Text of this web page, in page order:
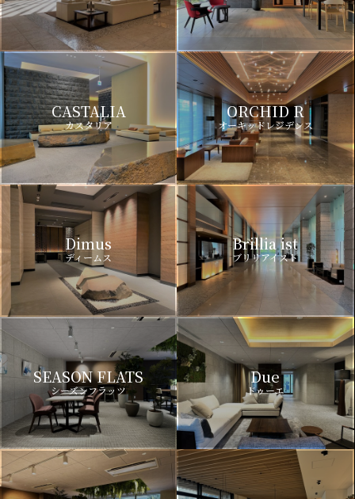
CASTALIA
カスタリア
ORCHID R
オーキッドレジデンス
Dimus
ディームス
Brillia ist
ブリリアイスト
SEASON FLATS
シーズンフラッツ
Due
ドゥーエ